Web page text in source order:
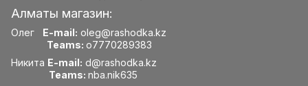
Алматы магазин:
Олег E-mail: oleg@rashodka.kz
Teams: o7770289383
Никита E-mail: d@rashodka.kz
Teams: nba.nik635